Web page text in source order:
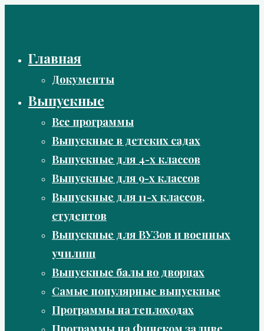
Главная
Документы
Выпускные
Все программы
Выпускные в детских садах
Выпускные для 4-х классов
Выпускные для 9-х классов
Выпускные для 11-х классов,
студентов
Выпускные для ВУЗов и военных
училищ
Выпускные балы во дворцах
Самые популярные выпускные
Программы на теплоходах